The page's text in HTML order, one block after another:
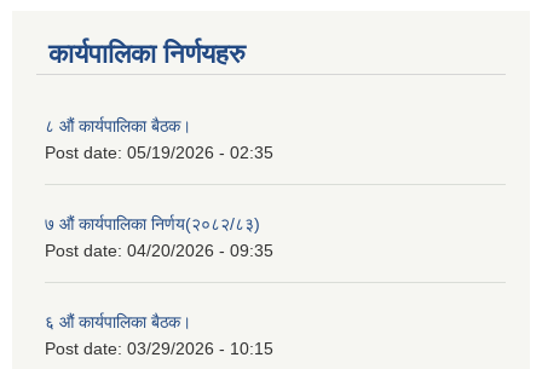
कार्यपालिका निर्णयहरु
८ औं कार्यपालिका बैठक।
Post date: 05/19/2026 - 02:35
७ औं कार्यपालिका निर्णय(२०८२/८३)
Post date: 04/20/2026 - 09:35
६ औं कार्यपालिका बैठक।
Post date: 03/29/2026 - 10:15